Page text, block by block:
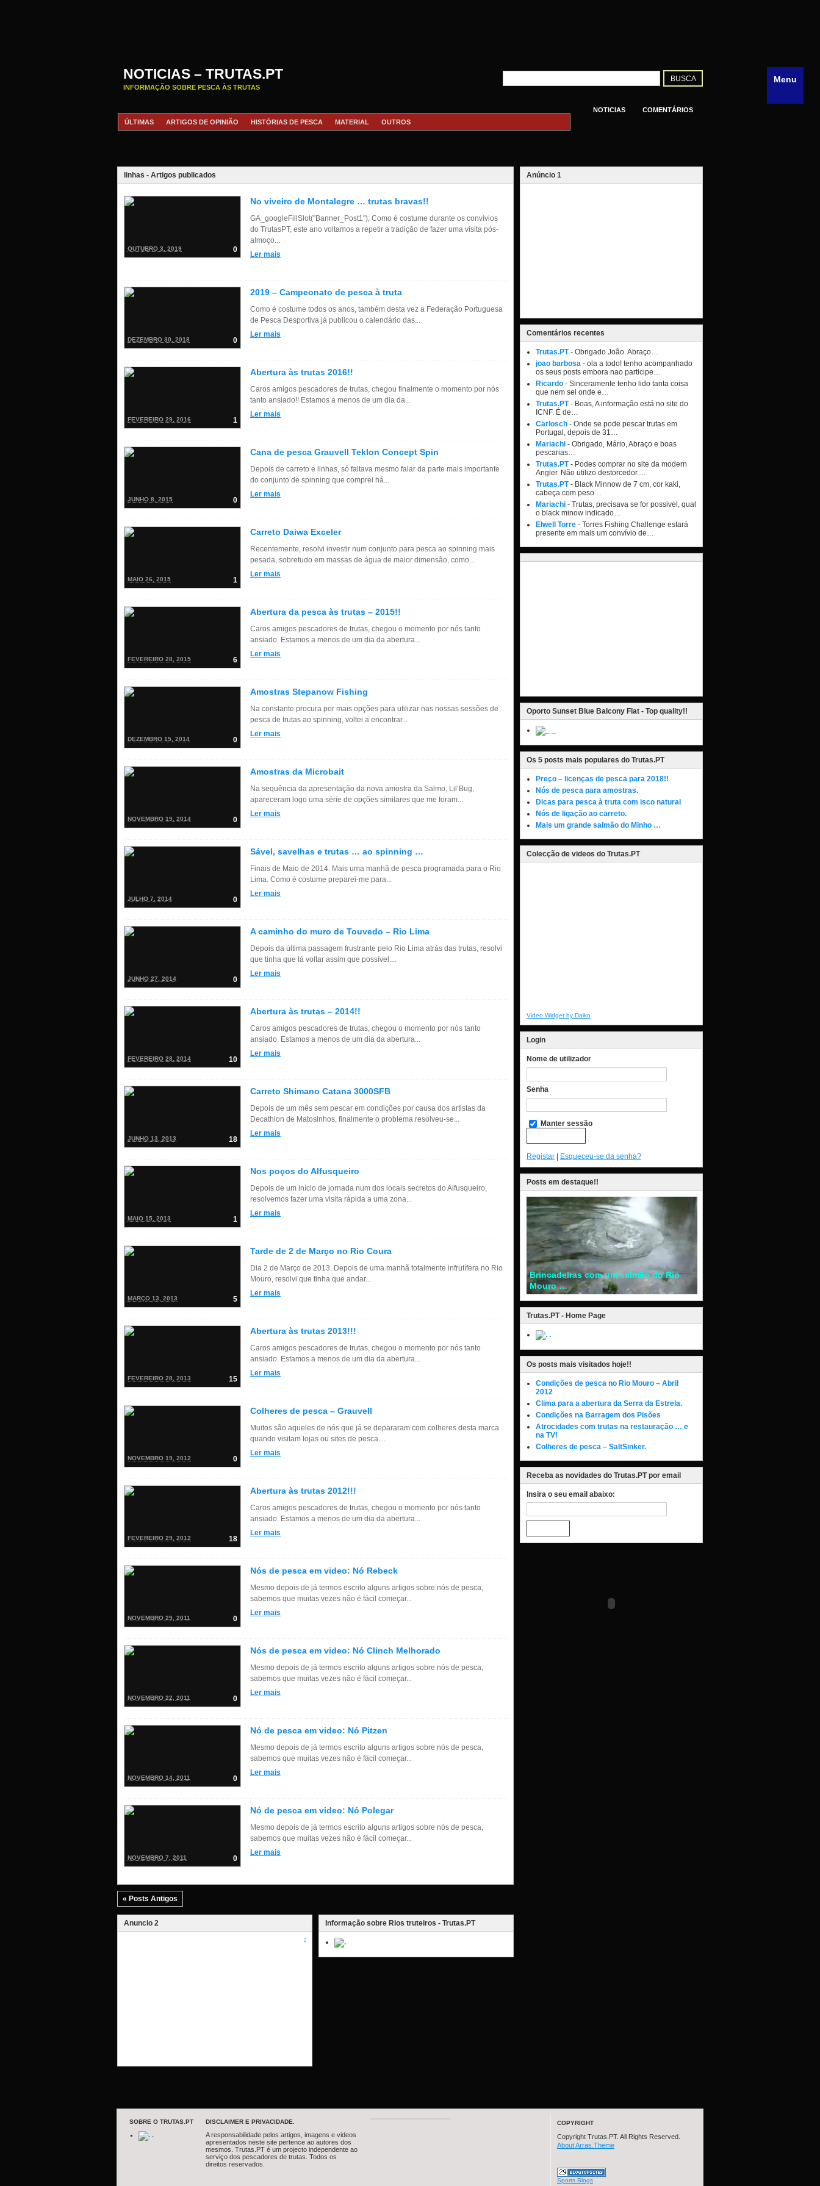
NOTICIAS – TRUTAS.PT
INFORMAÇÃO SOBRE PESCA ÀS TRUTAS
NOTICIAS
COMENTÁRIOS
ÚLTIMAS
ARTIGOS DE OPINIÃO HISTÓRIAS DE PESCA MATERIAL OUTROS
linhas - Artigos publicados
0
OUTUBRO 3, 2019
No viveiro de Montalegre … trutas bravas!!
GA_googleFillSlot("Banner_Post1"); Como é costume durante os convívios
do TrutasPT, este ano voltamos a repetir a tradição de fazer uma visita pós-
almoço...
Ler mais
0
DEZEMBRO 30, 2018
2019 – Campeonato de pesca à truta
Como é costume todos os anos, também desta vez a Federação Portuguesa
de Pesca Desportiva já publicou o calendário das...
Ler mais
1
FEVEREIRO 29, 2016
Abertura às trutas 2016!!
Caros amigos pescadores de trutas, chegou finalmente o momento por nós
tanto ansiado!! Estamos a menos de um dia da...
Ler mais
0
JUNHO 8, 2015
Cana de pesca Grauvell Teklon Concept Spin
Depois de carreto e linhas, só faltava mesmo falar da parte mais importante
do conjunto de spinning que comprei há...
Ler mais
1
MAIO 26, 2015
Carreto Daiwa Exceler
Recentemente, resolvi investir num conjunto para pesca ao spinning mais
pesada, sobretudo em massas de água de maior dimensão, como...
Ler mais
6
FEVEREIRO 28, 2015
Abertura da pesca às trutas – 2015!!
Caros amigos pescadores de trutas, chegou o momento por nós tanto
ansiado. Estamos a menos de um dia da abertura...
Ler mais
0
DEZEMBRO 15, 2014
Amostras Stepanow Fishing
Na constante procura por mais opções para utilizar nas nossas sessões de
pesca de trutas ao spinning, voltei a encontrar...
Ler mais
0
NOVEMBRO 19, 2014
Amostras da Microbait
Na sequência da apresentação da nova amostra da Salmo, Lil’Bug,
apareceram logo uma série de opções similares que me foram...
Ler mais
0
JULHO 7, 2014
Sável, savelhas e trutas … ao spinning …
Finais de Maio de 2014. Mais uma manhã de pesca programada para o Rio
Lima. Como é costume preparei-me para...
Ler mais
0
JUNHO 27, 2014
A caminho do muro de Touvedo – Rio Lima
Depois da última passagem frustrante pelo Rio Lima atrás das trutas, resolvi
que tinha que lá voltar assim que possível....
Ler mais
10
FEVEREIRO 28, 2014
Abertura às trutas – 2014!!
Caros amigos pescadores de trutas, chegou o momento por nós tanto
ansiado. Estamos a menos de um dia da abertura...
Ler mais
18
JUNHO 13, 2013
Carreto Shimano Catana 3000SFB
Depois de um mês sem pescar em condições por causa dos artistas da
Decathlon de Matosinhos, finalmente o problema resolveu-se...
Ler mais
1
MAIO 15, 2013
Nos poços do Alfusqueiro
Depois de um início de jornada num dos locais secretos do Alfusqueiro,
resolvemos fazer uma visita rápida a uma zona...
Ler mais
5
MARÇO 13, 2013
Tarde de 2 de Março no Rio Coura
Dia 2 de Março de 2013. Depois de uma manhã totalmente infrutífera no Rio
Mouro, resolvi que tinha que andar...
Ler mais
15
FEVEREIRO 28, 2013
Abertura às trutas 2013!!!
Caros amigos pescadores de trutas, chegou o momento por nós tanto
ansiado. Estamos a menos de um dia da abertura...
Ler mais
0
NOVEMBRO 19, 2012
Colheres de pesca – Grauvell
Muitos são aqueles de nós que já se depararam com colheres desta marca
quando visitam lojas ou sites de pesca....
Ler mais
18
FEVEREIRO 29, 2012
Abertura às trutas 2012!!!
Caros amigos pescadores de trutas, chegou o momento por nós tanto
ansiado. Estamos a menos de um dia da abertura...
Ler mais
0
NOVEMBRO 29, 2011
Nós de pesca em video: Nó Rebeck
Mesmo depois de já termos escrito alguns artigos sobre nós de pesca,
sabemos que muitas vezes não é fácil começar...
Ler mais
0
NOVEMBRO 22, 2011
Nós de pesca em video: Nó Clinch Melhorado
Mesmo depois de já termos escrito alguns artigos sobre nós de pesca,
sabemos que muitas vezes não é fácil começar...
Ler mais
0
NOVEMBRO 14, 2011
Nó de pesca em video: Nó Pitzen
Mesmo depois de já termos escrito alguns artigos sobre nós de pesca,
sabemos que muitas vezes não é fácil começar...
Ler mais
0
NOVEMBRO 7, 2011
Nó de pesca em video: Nó Polegar
Mesmo depois de já termos escrito alguns artigos sobre nós de pesca,
sabemos que muitas vezes não é fácil começar...
Ler mais
« Posts Antigos
Anuncio 2
?
Informação sobre Rios truteiros - Trutas.PT
Anúncio 1
Comentários recentes
Trutas.PT- Obrigado João. Abraço…
joao barbosa - ola a todo! tenho acompanhado
os seus posts embora nao participe…
Ricardo - Sinceramente tenho lido tanta coisa
que nem sei onde e…
Trutas.PT- Boas, A informação está no site do
ICNF. É de…
Carlosch - Onde se pode pescar trutas em
Portugal, depois de 31…
Mariachi - Obrigado, Mário, Abraço e boas
pescarias…
Trutas.PT- Podes comprar no site da modern
Angler. Não utilizo destorcedor.…
Trutas.PT- Black Minnow de 7 cm, cor kaki,
cabeça com peso…
Mariachi - Trutas, precisava se for possivel, qual
o black minow indicado…
Elwell Torre - Torres Fishing Challenge estará
presente em mais um convívio de…
Oporto Sunset Blue Balcony Flat - Top quality!!
Os 5 posts mais populares do Trutas.PT
Preço – licenças de pesca para 2018!!
Nós de pesca para amostras.
Dicas para pesca à truta com isco natural
Nós de ligação ao carreto.
Mais um grande salmão do Minho …
Colecção de videos do Trutas.PT
Video Widget by Daiko
Login
Nome de utilizador
Senha
Manter sessão
Registar | Esqueceu-se da senha?
Posts em destaque!!
Brincadeiras com um salmão do Rio
Mouro …
Trutas.PT - Home Page
.
Os posts mais visitados hoje!!
Condições de pesca no Rio Mouro – Abril
2012
Clima para a abertura da Serra da Estrela.
Condições na Barragem dos Pisões
Atrocidades com trutas na restauração … e
na TV!
Colheres de pesca – SaltSinker.
Receba as novidades do Trutas.PT por email
Insira o seu email abaixo:
SOBRE O TRUTAS.PT
.
DISCLAIMER E PRIVACIDADE.
A responsabilidade pelos artigos, imagens e videos
apresentados neste site pertence ao autores dos
mesmos. Trutas.PT é um projecto independente ao
serviço dos pescadores de trutas. Todos os
direitos reservados.
COPYRIGHT
Copyright Trutas.PT. All Rights Reserved.
About Arras.Theme
Sports Blogs
Menu